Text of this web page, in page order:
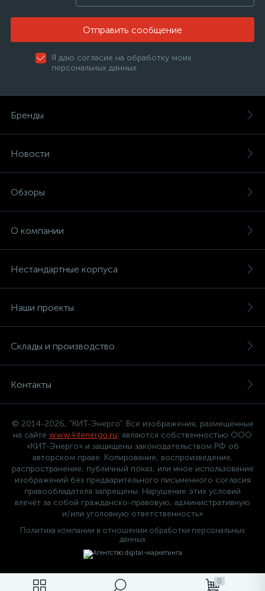
0
Отправить сообщение
Я даю согласие на обработку моих
персональных данных
Бренды
Новости
Обзоры
О компании
Нестандартные корпуса
Наши проекты
Склады и производство
Контакты
© 2014-2026, "КИТ-Энерго". Все изображения, размещённые
на сайте www.kitenergo.ru, являются собственностью ООО
«КИТ-Энерго» и защищены законодательством РФ об
авторском праве. Копирование, воспроизведение,
распространение, публичный показ, или иное использование
изображений без предварительного письменного согласия
правообладателя запрещены. Нарушение этих условий
влечёт за собой гражданско-правовую, административную
и/или уголовную ответственность»
Политика компании в отношении обработки персональных
данных